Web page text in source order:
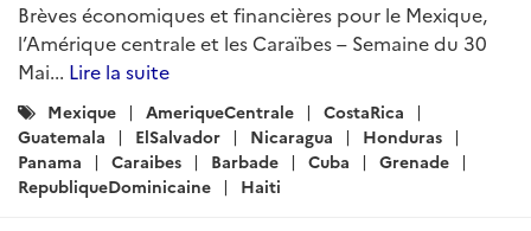
Brèves économiques pour le Mexique, l'Amérique
centrale et les Caraïbes - Semaine du 16 janvier 2025...
Lire la suite
Catégories
:
Mexique ameriquecentrale
Caraibes
Saint-Vincent-et-les-Grenadines
Jamaique
Cuba
Haiti
Republique_Dominicaine
Barbade
Croissance
remesas Etats-Unis